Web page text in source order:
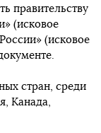
правительству
(исковое
(исковое
стран, среди
Канада,